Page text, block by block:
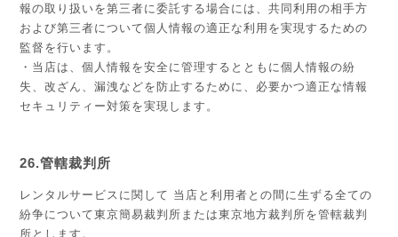
報の取り扱いを第三者に委託する場合には、共同利用の相手方
および第三者について個人情報の適正な利用を実現するための
監督を行います。
・当店は、個人情報を安全に管理するとともに個人情報の紛
失、改ざん、漏洩などを防止するために、必要かつ適正な情報
セキュリティー対策を実現します。
26.管轄裁判所
レンタルサービスに関して 当店と利用者との間に生ずる全ての
紛争について東京簡易裁判所または東京地方裁判所を管轄裁判
所とします。